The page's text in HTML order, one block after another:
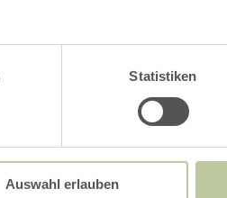
Statistiken
Auswahl erlauben